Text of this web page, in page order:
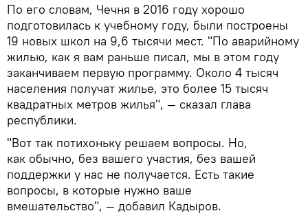
По его словам, Чечня в 2016 году хорошо
подготовилась к учебному году, были построены
19 новых школ на 9,6 тысячи мест. "По аварийному
жилью, как я вам раньше писал, мы в этом году
заканчиваем первую программу. Около 4 тысяч
населения получат жилье, это более 15 тысяч
квадратных метров жилья", — сказал глава
республики.
"Вот так потихоньку решаем вопросы. Но,
как обычно, без вашего участия, без вашей
поддержки у нас не получается. Есть такие
вопросы, в которые нужно ваше
вмешательство", — добавил Кадыров.